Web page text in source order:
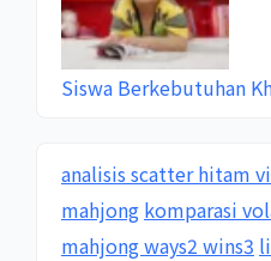
Siswa Berkebutuhan
analisis scatter hitam
mahjong komparasi
mahjong ways2 wins3